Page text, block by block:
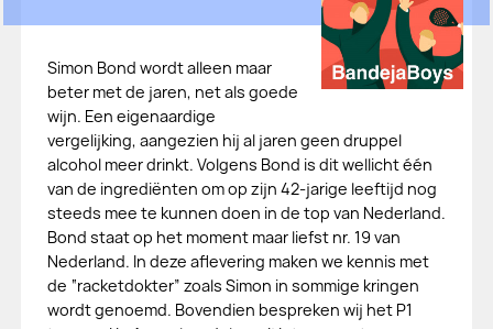
Simon Bond wordt alleen maar
beter met de jaren, net als goede
wijn. Een eigenaardige
vergelijking, aangezien hij al jaren geen druppel
alcohol meer drinkt. Volgens Bond is dit wellicht één
van de ingrediënten om op zijn 42-jarige leeftijd nog
steeds mee te kunnen doen in de top van Nederland.
Bond staat op het moment maar liefst nr. 19 van
Nederland. In deze aflevering maken we kennis met
de “racketdokter” zoals Simon in sommige kringen
wordt genoemd. Bovendien bespreken wij het P1